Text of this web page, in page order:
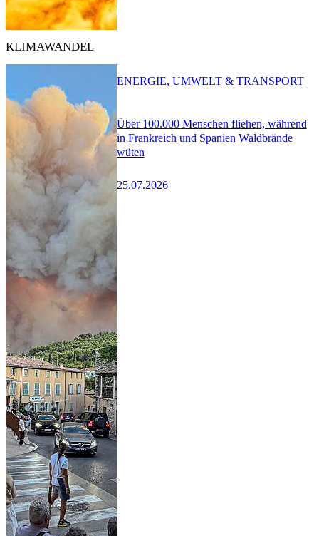
KLIMAWANDEL
Über 100.000 Menschen fliehen, während
in Frankreich und Spanien Waldbrände
wüten
25.07.2026
ENERGIE, UMWELT & TRANSPORT